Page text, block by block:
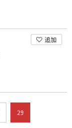
追加
29